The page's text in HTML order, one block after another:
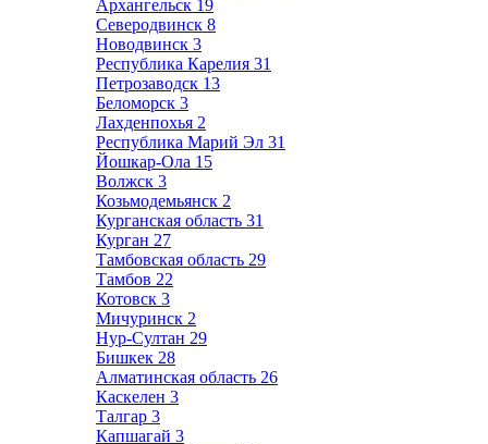
Архангельск 19
Северодвинск 8
Новодвинск 3
Республика Карелия 31
Петрозаводск 13
Беломорск 3
Лахденпохья 2
Республика Марий Эл 31
Йошкар-Ола 15
Волжск 3
Козьмодемьянск 2
Курганская область 31
Курган 27
Тамбовская область 29
Тамбов 22
Котовск 3
Мичуринск 2
Нур-Султан 29
Бишкек 28
Алматинская область 26
Каскелен 3
Талгар 3
Капшагай 3